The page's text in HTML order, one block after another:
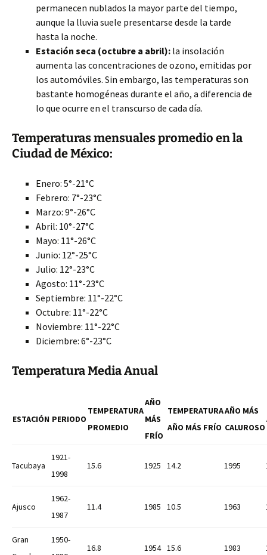
permanecen nublados la mayor parte del tiempo,
aunque la lluvia suele presentarse desde la tarde
hasta la noche.
Estación seca (octubre a abril): la insolación
aumenta las concentraciones de ozono, emitidas por
los automóviles. Sin embargo, las temperaturas son
bastante homogéneas durante el año, a diferencia de
lo que ocurre en el transcurso de cada día.
Temperaturas mensuales promedio en la
Ciudad de México:
Enero: 5°-21°C
Febrero: 7°-23°C
Marzo: 9°-26°C
Abril: 10°-27°C
Mayo: 11°-26°C
Junio: 12°-25°C
Julio: 12°-23°C
Agosto: 11°-23°C
Septiembre: 11°-22°C
Octubre: 11°-22°C
Noviembre: 11°-22°C
Diciembre: 6°-23°C
Temperatura Media Anual
ESTACIÓN PERIODO
TEMPERATURA
PROMEDIO
AÑO
MÁS
FRÍO
TEMPERATURA
AÑO MÁS FRÍO
AÑO MÁS
CALUROSO
Tacubaya
1921-
1998
15.6 1925 14.2 1995
Ajusco
1962-
1987
11.4 1985 10.5 1963
Gran
1950-
16.8 1954 15.6 1983